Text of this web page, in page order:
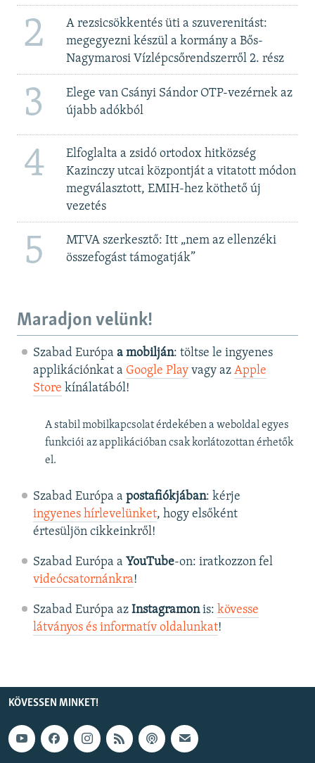
2
A rezsicsökkentés üti a szuverenitást:
megegyezni készül a kormány a Bős-
Nagymarosi Vízlépcsőrendszerről 2. rész
3
Elege van Csányi Sándor OTP-vezérnek az
újabb adókból
4
Elfoglalta a zsidó ortodox hitközség
Kazinczy utcai központját a vitatott módon
megválasztott, EMIH-hez köthető új
vezetés
5
MTVA szerkesztő: Itt „nem az ellenzéki
összefogást támogatják”
Maradjon velünk!
Szabad Európa a mobilján: töltse le ingyenes
applikációnkat a Google Playvagy az Apple
Store kínálatából!
A stabil mobilkapcsolat érdekében a weboldal egyes
funkciói az applikációban csak korlátozottan érhetők
el.
Szabad Európa a postafiókjában: kérje
ingyenes hírlevelünket, hogy elsőként
értesüljön cikkeinkről!
Szabad Európa a YouTube-on: iratkozzon fel
videócsatornánkra!
Szabad Európa az Instagramonis: kövesse
látványos és informatív oldalunkat! ​
KÖVESSEN MINKET!